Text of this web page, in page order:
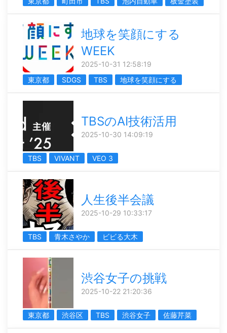
地球を笑顔にする
WEEK
2025-10-31 12:58:19
東京都
SDGS TBS 地球を笑顔にする
TBSのAI技術活用
2025-10-30 14:09:19
TBS VIVANT VEO 3
人生後半会議
2025-10-29 10:33:17
TBS 青木さやか ビビる大木
渋谷女子の挑戦
2025-10-22 21:20:36
東京都 渋谷区 TBS 渋谷女子 佐藤芹菜